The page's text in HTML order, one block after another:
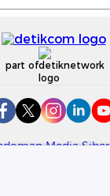
part of
Media Siber